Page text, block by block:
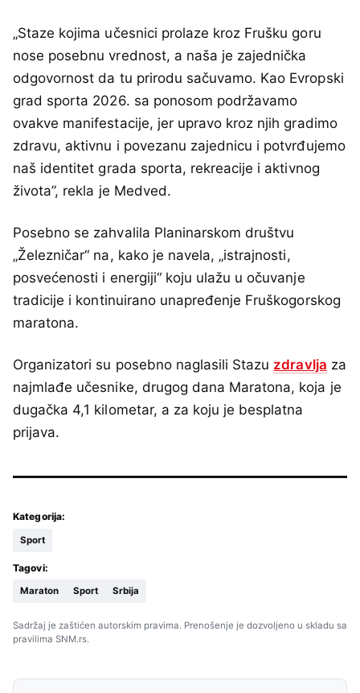
„Staze kojima učesnici prolaze kroz Frušku goru
nose posebnu vrednost, a naša je zajednička
odgovornost da tu prirodu sačuvamo. Kao Evropski
grad sporta 2026. sa ponosom podržavamo
ovakve manifestacije, jer upravo kroz njih gradimo
zdravu, aktivnu i povezanu zajednicu i potvrđujemo
naš identitet grada sporta, rekreacije i aktivnog
života”, rekla je Medved.
Posebno se zahvalila Planinarskom društvu
„Železničar“ na, kako je navela, „istrajnosti,
posvećenosti i energiji“ koju ulažu u očuvanje
tradicije i kontinuirano unapređenje Fruškogorskog
maratona.
Organizatori su posebno naglasili Stazu zdravlja za
najmlađe učesnike, drugog dana Maratona, koja je
dugačka 4,1 kilometar, a za koju je besplatna
prijava.
Kategorija:
Sport
Tagovi:
Maraton Sport Srbija
Sadržaj je zaštićen autorskim pravima. Prenošenje je dozvoljeno u skladu sa
pravilima SNM.rs.